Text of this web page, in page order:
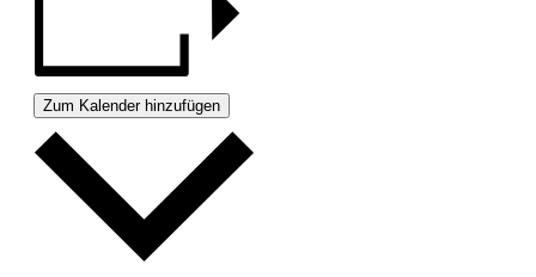
Zum Kalender hinzufügen